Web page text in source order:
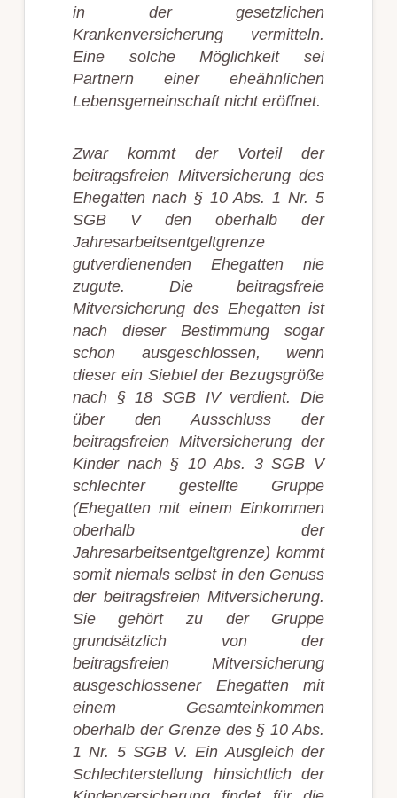
in der gesetzlichen
Krankenversicherung vermitteln.
Eine solche Möglichkeit sei
Partnern einer eheähnlichen
Lebensgemeinschaft nicht eröffnet.
Zwar kommt der Vorteil der
beitragsfreien Mitversicherung des
Ehegatten nach § 10 Abs. 1 Nr. 5
SGB V den oberhalb der
Jahresarbeitsentgeltgrenze
gutverdienenden Ehegatten nie
zugute. Die beitragsfreie
Mitversicherung des Ehegatten ist
nach dieser Bestimmung sogar
schon ausgeschlossen, wenn
dieser ein Siebtel der Bezugsgröße
nach § 18 SGB IV verdient. Die
über den Ausschluss der
beitragsfreien Mitversicherung der
Kinder nach § 10 Abs. 3 SGB V
schlechter gestellte Gruppe
(Ehegatten mit einem Einkommen
oberhalb der
Jahresarbeitsentgeltgrenze) kommt
somit niemals selbst in den Genuss
der beitragsfreien Mitversicherung.
Sie gehört zu der Gruppe
grundsätzlich von der
beitragsfreien Mitversicherung
ausgeschlossener Ehegatten mit
einem Gesamteinkommen
oberhalb der Grenze des § 10 Abs.
1 Nr. 5 SGB V. Ein Ausgleich der
Schlechterstellung hinsichtlich der